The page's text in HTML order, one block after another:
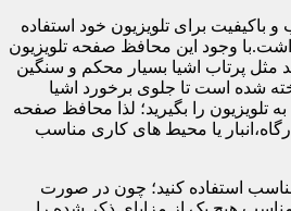
برای تلویزیون خود استفاده
وجود این محافظ صفحه تلویزیون
مثل پرتاب اشیا بسیار محکم و سنگین
شده است تا جلوی برخورد اشیا
را بگیرید؛ لذا محافظ صفحه
یا محیط های کاری مناسب
استفاده کنید؛ چون در صورت